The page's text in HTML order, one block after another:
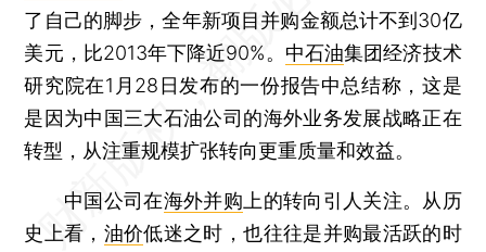
了自己的脚步，全年新项目并购金额总计不到30亿
美元，比2013年下降近90%。 中石油集团经济技术
研究院在1月28日发布的一份报告中总结称，这是
是因为中国三大石油公司的海外业务发展战略正在
转型，从注重规模扩张转向更重质量和效益。
中国公司在海外并购 上的转向引人关注。从历
史上看， 油价低迷之时，也往往是并购最活跃的时